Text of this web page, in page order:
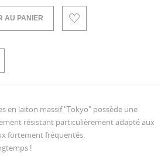
AU PANIER
en laiton massif "Tokyo" possède une
résistant particulièrement adapté aux
fortement fréquentés.
!